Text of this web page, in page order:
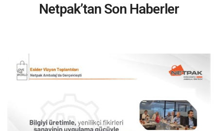
Netpak’tan Son Haberler